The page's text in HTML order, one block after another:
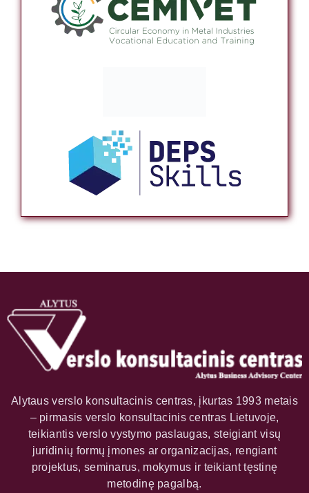
Alytaus verslo konsultacinis centras, įkurtas 1993 metais
– pirmasis verslo konsultacinis centras Lietuvoje,
teikiantis verslo vystymo paslaugas, steigiant visų
juridinių formų įmones ar organizacijas, rengiant
projektus, seminarus, mokymus ir teikiant tęstinę
metodinę pagalbą.